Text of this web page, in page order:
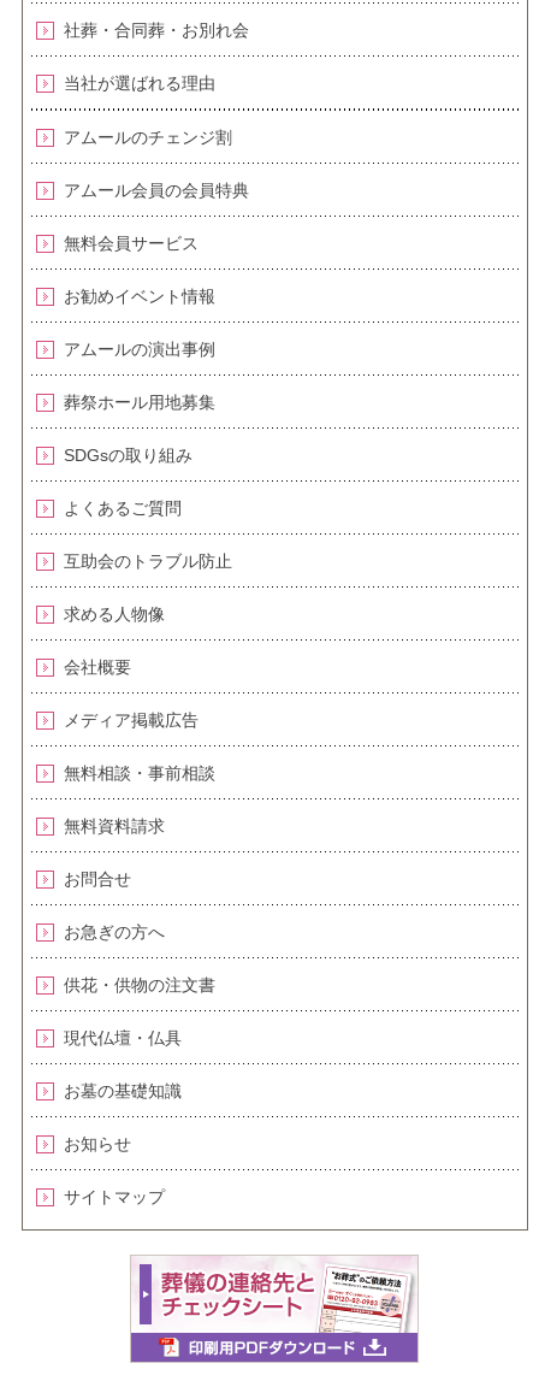
社葬・合同葬・お別れ会
当社が選ばれる理由
アムールのチェンジ割
アムール会員の会員特典
無料会員サービス
お勧めイベント情報
アムールの演出事例
葬祭ホール用地募集
SDGsの取り組み
よくあるご質問
互助会のトラブル防止
求める人物像
会社概要
メディア掲載広告
無料相談・事前相談
無料資料請求
お問合せ
お急ぎの方へ
供花・供物の注文書
現代仏壇・仏具
お墓の基礎知識
お知らせ
サイトマップ